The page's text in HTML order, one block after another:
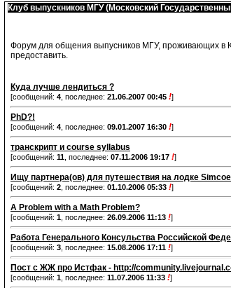
Клуб выпускников МГУ (Московский
Форум для общения выпусников МГУ, проживающих в
предоставить.
Куда лучше лендиться ?
[сообщений: 4 , последнее: 21.06.2007 00:45 !]
PhD?!
[сообщений: 4 , последнее: 09.01.2007 16:30 !]
транскрипт и course syllabus
[сообщений: 11 , последнее: 07.11.2006 19:17 !]
Ищу партнера(ов) для путешествия на лодке
[сообщений: 2 , последнее: 01.10.2006 05:33 !]
A Problem with a Math Problem?
[сообщений: 1 , последнее: 26.09.2006 11:13 !]
Работа Генерального Консульства Российской
[сообщений: 3 , последнее: 15.08.2006 17:11 !]
Пост с ЖЖ про Истфак - http://
[сообщений: 1 , последнее: 11.07.2006 11:33 !]